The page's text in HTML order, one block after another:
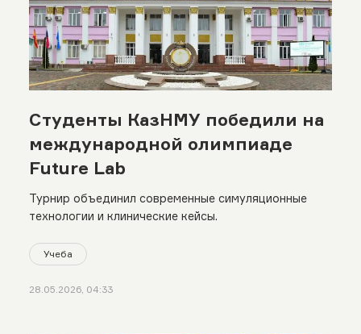
Студенты КазНМУ победили на
международной олимпиаде
Future Lab
Турнир объединил современные симуляционные
технологии и клинические кейсы.
Учеба
28.05.2026, 04:33